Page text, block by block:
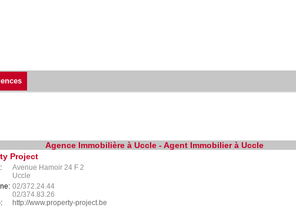
Agence Immobilière à Uccle - Agent Immobilier à Uccle
Project
Avenue Hamoir 24 F 2
Uccle
02/372.24.44
02/374.83.26
http://www.property-project.be